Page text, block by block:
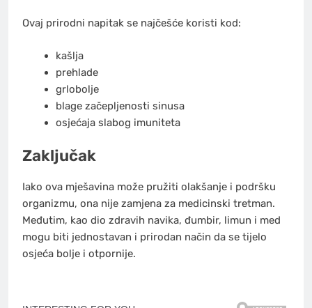
Ovaj prirodni napitak se najčešće koristi kod:
kašlja
prehlade
grlobolje
blage začepljenosti sinusa
osjećaja slabog imuniteta
Zaključak
Iako ova mješavina može pružiti olakšanje i podršku
organizmu, ona nije zamjena za medicinski tretman.
Međutim, kao dio zdravih navika, đumbir, limun i med
mogu biti jednostavan i prirodan način da se tijelo
osjeća bolje i otpornije.